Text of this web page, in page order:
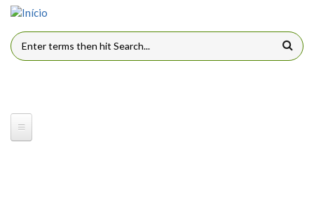
Pular para o conteúdo principal
FORMULÁRIO DE BUSCA